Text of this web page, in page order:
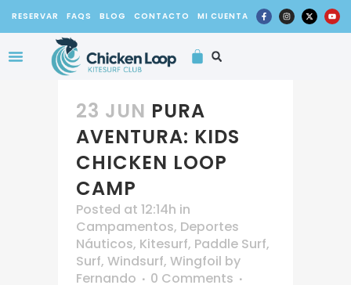
RESERVAR FAQS BLOG CONTACTO MI CUENTA
23 JUN PURA
AVENTURA: KIDS
CHICKEN LOOP
CAMP
Posted at 12:14h in
Campamentos, Deportes
Náuticos, Kitesurf, Paddle Surf,
Surf, Windsurf, Wingfoil by
Fernando
0 Comments